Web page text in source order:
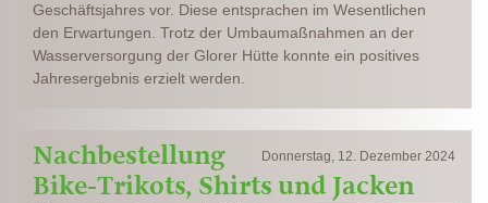
Geschäftsjahres vor. Diese entsprachen im Wesentlichen
den Erwartungen. Trotz der Umbaumaßnahmen an der
Wasserversorgung der Glorer Hütte konnte ein positives
Jahresergebnis erzielt werden.
Donnerstag, 12. Dezember 2024
Nachbestellung
Bike-Trikots, Shirts und Jacken